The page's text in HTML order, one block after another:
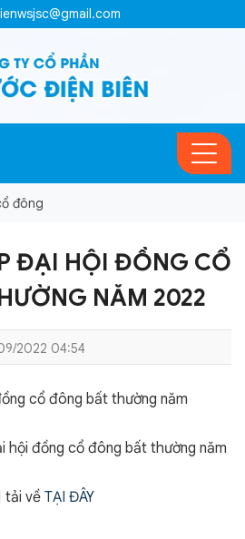
đông
ĐẠI HỘI ĐỒNG CỔ
NĂM 2022
2022 04:54
cổ đông bất thường năm
hội đồng cổ đông bất thường năm
tải về TẠI ĐÂY